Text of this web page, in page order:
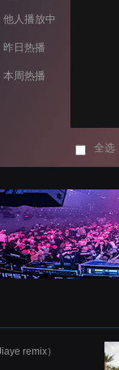
他人播放中
昨日热播
本周热播
全选
remix）